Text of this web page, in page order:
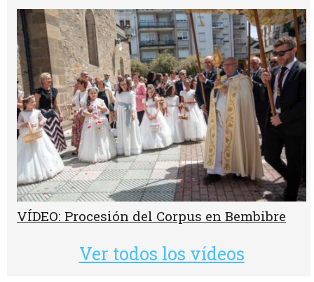
VÍDEO: Procesión del Corpus en Bembibre
Ver todos los vídeos